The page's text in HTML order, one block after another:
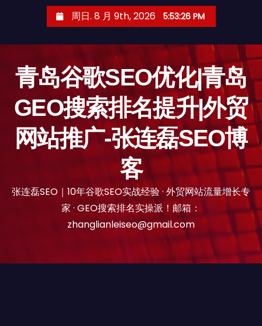
周日. 8 月 9th, 2026 5:53:27 PM
青岛谷歌SEO优化|青岛
GEO搜索排名提升|外贸
网站推广-张连磊SEO博
客
张连磊SEO｜10年谷歌SEO实战经验 · 外贸网站流量增长专
家 · GEO搜索排名实操派！邮箱：
zhanglianleiseo@gmail.com